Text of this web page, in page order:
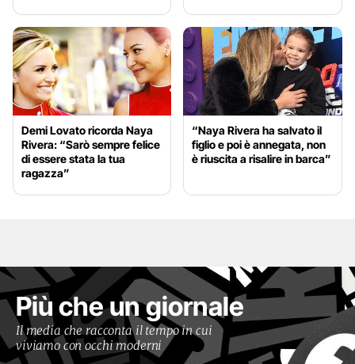
Demi Lovato ricorda Naya
Rivera: “Sarò sempre felice
di essere stata la tua
ragazza”
“Naya Rivera ha salvato il
figlio e poi è annegata, non
è riuscita a risalire in barca”
Più che un giornale
Il media che racconta il tempo in cui
viviamo con occhi moderni